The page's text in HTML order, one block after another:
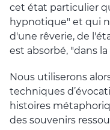
cet état particulier
hypnotique" et qui
d'une rêverie, de
est absorbé, "dans
Nous utiliserons
techniques
histoires
des souvenirs